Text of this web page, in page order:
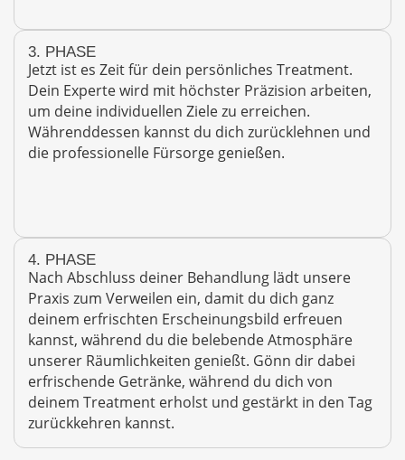
3. PHASE
Jetzt ist es Zeit für dein persönliches Treatment.
Dein Experte wird mit höchster Präzision arbeiten,
um deine individuellen Ziele zu erreichen.
Währenddessen kannst du dich zurücklehnen und
die professionelle Fürsorge genießen.
4. PHASE
Nach Abschluss deiner Behandlung lädt unsere
Praxis zum Verweilen ein, damit du dich ganz
deinem erfrischten Erscheinungsbild erfreuen
kannst, während du die belebende Atmosphäre
unserer Räumlichkeiten genießt. Gönn dir dabei
erfrischende Getränke, während du dich von
deinem Treatment erholst und gestärkt in den Tag
zurückkehren kannst.